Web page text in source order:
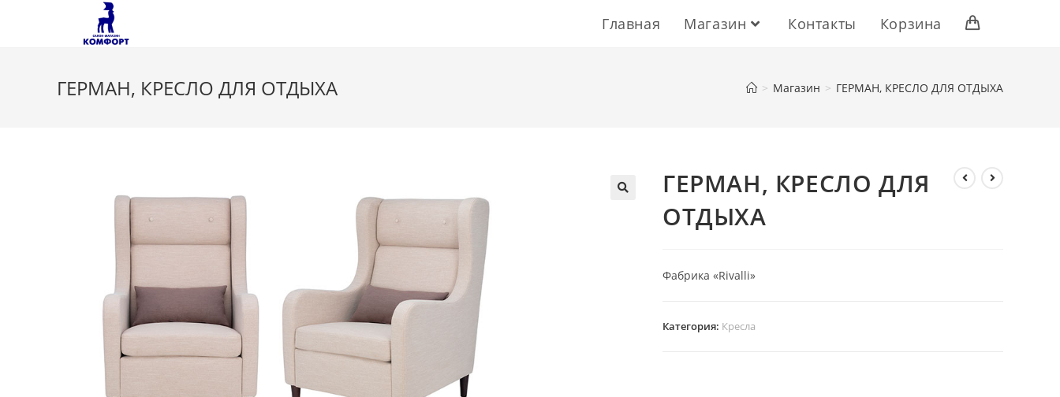
Главная Магазин Контакты Корзина
ГЕРМАН, КРЕСЛО ДЛЯ ОТДЫХА > Магазин > ГЕРМАН, КРЕСЛО ДЛЯ ОТДЫХА
ГЕРМАН, КРЕСЛО ДЛЯ
ОТДЫХА
Фабрика «Rivalli»
Категория: Кресла